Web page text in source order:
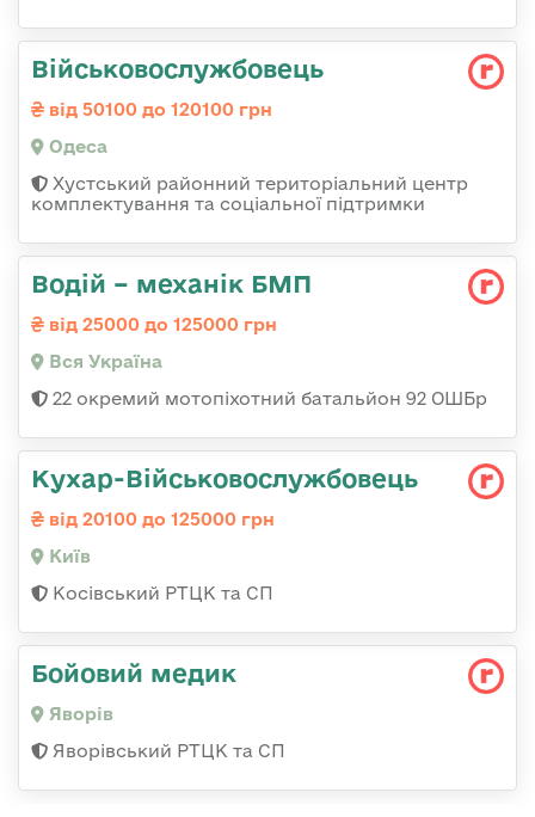
Військовослужбовець
від 50100 до 120100 грн
Одеса
Хустський районний територіальний центр
комплектування та соціальної підтримки
Водій – механік БМП
від 25000 до 125000 грн
Вся Україна
22 окремий мотопіхотний батальйон 92 ОШБр
Кухар-Військовослужбовець
від 20100 до 125000 грн
Київ
Косівський РТЦК та СП
Бойовий медик
Яворів
Яворівський РТЦК та СП